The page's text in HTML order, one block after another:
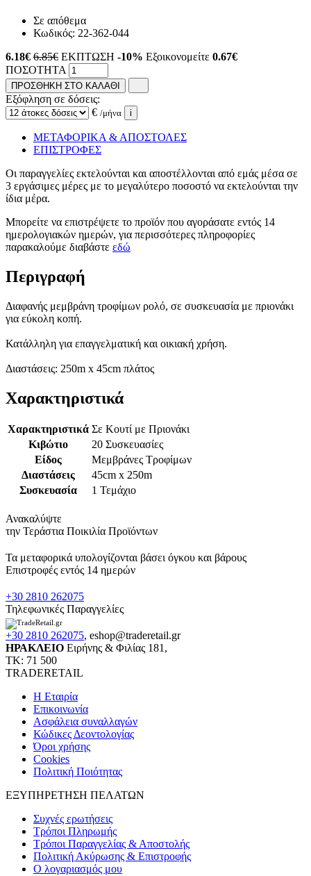
Σε απόθεμα
Κωδικός: 22-362-044
6.18€ 6.85€ ΕΚΠΤΩΣΗ -10% Εξοικονομείτε 0.67€
ΠΟΣΟΤΗΤΑ
ΠΡΟΣΘΗΚΗ ΣΤΟ ΚΑΛΑΘΙ
Εξόφληση σε δόσεις:
€ /μήνα i
ΜΕΤΑΦΟΡΙΚΑ & ΑΠΟΣΤΟΛΕΣ
ΕΠΙΣΤΡΟΦΕΣ
Οι παραγγελίες εκτελούνται και αποστέλλονται από εμάς μέσα σε
3 εργάσιμες μέρες με το μεγαλύτερο ποσοστό να εκτελούνται την
ίδια μέρα.
Μπορείτε να επιστρέψετε το προϊόν που αγοράσατε εντός 14
ημερολογιακών ημερών, για περισσότερες πληροφορίες
παρακαλούμε διαβάστε εδώ
Περιγραφή
Διαφανής μεμβράνη τροφίμων ρολό, σε συσκευασία με πριονάκι
για εύκολη κοπή.
Κατάλληλη για επαγγελματική και οικιακή χρήση.
Διαστάσεις: 250m x 45cm πλάτος
Χαρακτηριστικά
Χαρακτηριστικά Σε Κουτί με Πριονάκι
Κιβώτιο
20 Συσκευασίες
Είδος
Μεμβράνες Τροφίμων
Διαστάσεις
45cm x 250m
Συσκευασία
1 Τεμάχιο
Ανακαλύψτε
την Τεράστια Ποικιλία Προϊόντων
Τα μεταφορικά υπολογίζονται βάσει όγκου και βάρους
Επιστροφές εντός 14 ημερών
+30 2810 262075
Τηλεφωνικές Παραγγελίες
+30 2810 262075, eshop@traderetail.gr
ΗΡΑΚΛΕΙΟ Ειρήνης & Φιλίας 181,
ΤΚ: 71 500
TRADERETAIL
H Εταιρία
Eπικοινωνία
Ασφάλεια συναλλαγών
Κώδικες Δεοντολογίας
Όροι χρήσης
Cookies
Πολιτική Ποιότητας
ΕΞΥΠΗΡΕΤΗΣΗ ΠΕΛΑΤΩΝ
Συχνές ερωτήσεις
Τρόποι Πληρωμής
Τρόποι Παραγγελίας & Αποστολής
Πολιτική Ακύρωσης & Επιστροφής
Ο λογαριασμός μου